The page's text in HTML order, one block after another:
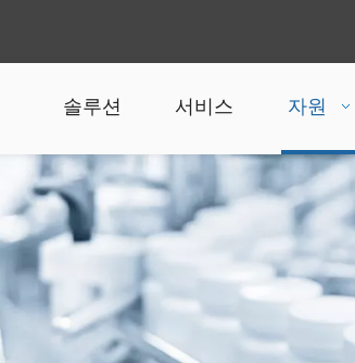
솔루션 서비스 자원